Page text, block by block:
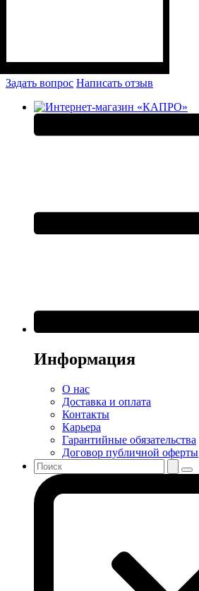
Задать вопрос Написать отзыв
Информация
О нас
Доставка и оплата
Контакты
Карьера
Гарантийные обязательства
Договор публичной оферты